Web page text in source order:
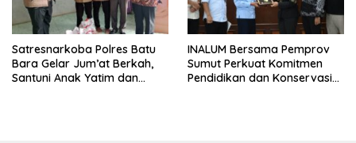
Satresnarkoba Polres Batu
Bara Gelar Jum’at Berkah,
Santuni Anak Yatim dan
INALUM Bersama Pemprov
Sumut Perkuat Komitmen
Pendidikan dan Konservasi